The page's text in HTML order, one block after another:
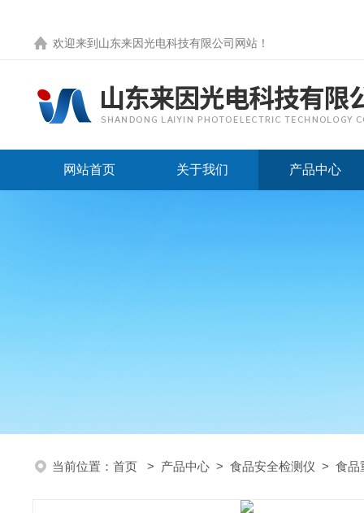
欢迎来到 山东来因光电科技有限公司网站 ！
网站首页 关于我们 产品中心
当前位置： 首页 > 产品中心 > 食品安全检测仪 > 食品